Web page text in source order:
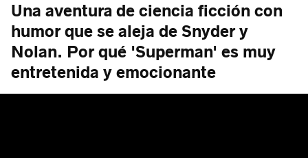
Una aventura de ciencia ficción con
humor que se aleja de Snyder y
Nolan. Por qué 'Superman' es muy
entretenida y emocionante